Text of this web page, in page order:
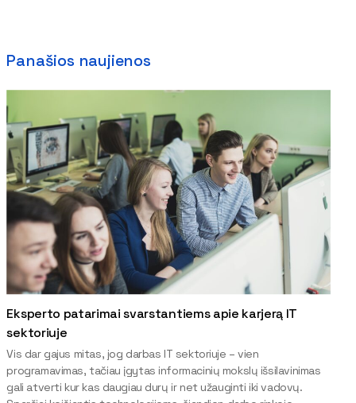
Panašios naujienos
Eksperto patarimai svarstantiems apie karjerą IT
sektoriuje
Vis dar gajus mitas, jog darbas IT sektoriuje – vien
programavimas, tačiau įgytas informacinių mokslų išsilavinimas
gali atverti kur kas daugiau durų ir net užauginti iki vadovų.